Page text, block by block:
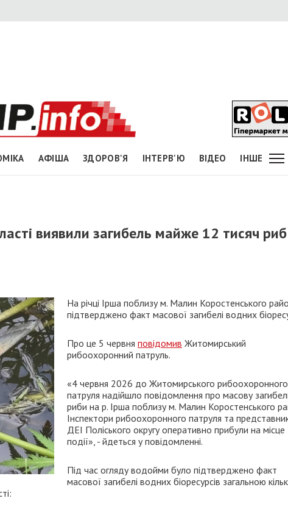
АФІША ЗДОРОВ'Я ІНТЕРВ'Ю ВІДЕО ІНШЕ
виявили загибель майже 12 тисяч риб
На річці Ірша поблизу м. Малин Коростенського
підтверджено факт масової загибелі водних
Про це 5 червня повідомив Житомирський
рибоохоронний патруль.
«4 червня 2026 до Житомирського рибоохоронного
патруля надійшло повідомлення про масову
риби на р. Ірша поблизу м. Малин Коростенського
Інспектори рибоохоронного патруля та
ДЕІ Поліського округу оперативно прибули на місце
події», - йдеться у повідомленні.
Під час огляду водойми було підтверджено факт
масової загибелі водних біоресурсів загальною